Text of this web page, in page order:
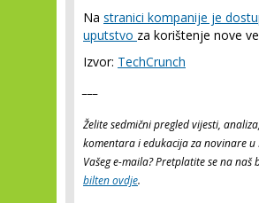
Na stranici kompanije je
uputstvo za korištenje nove
Izvor: TechCrunch
Želite sedmični pregled vijesti, analiza,
komentara i edukacija za novinare u
Vašeg e-maila? Pretplatite se na naš
bilten ovdje.